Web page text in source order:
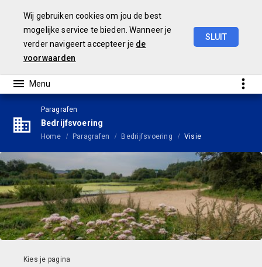
Wij gebruiken cookies om jou de best
mogelijke service te bieden. Wanneer je
verder navigeert accepteer je de
voorwaarden
SLUIT
Paragrafen
Bedrijfsvoering
Home Paragrafen Bedrijfsvoering Visie